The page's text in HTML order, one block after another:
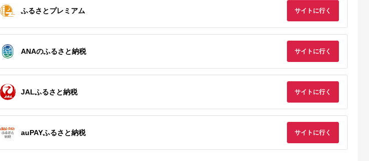
ョッピングふ
るさと納税
トリー可児ク
伊東園ホテル・伊東園
159-2009-06 大磯迎
石垣島の自然を満喫！
北海道富良野市 日本
信州健康ランド ギフ
ふるさとプレミアム サイトに行く
ANAのふるさと納税 サイトに行く
JALふるさと納税 サイトに行く
auPAYふるさと納税 サイトに行く